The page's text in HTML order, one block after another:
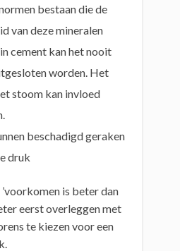
bestaan die de
van deze mineralen
cement kan het nooit
worden. Het
stoom kan invloed
beschadigd geraken
druk
is beter dan
eerst overleggen met
te kiezen voor een